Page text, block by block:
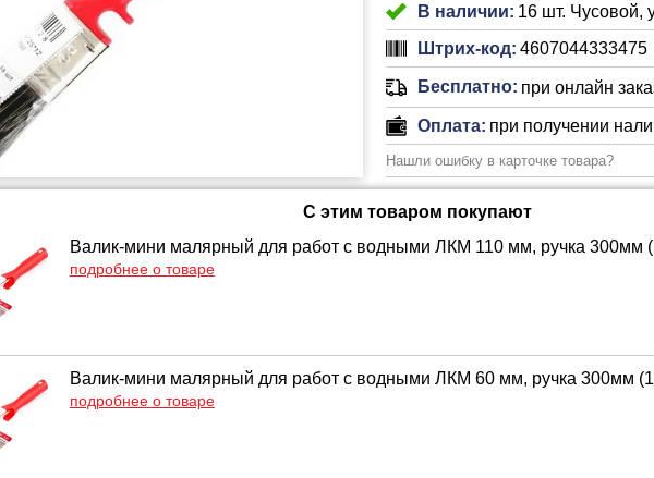
В наличии: 16 шт. Чусовой,
Штрих-код: 4607044333475
Бесплатно: при онлайн
Оплата: при получении
Нашли ошибку в карточке товара?
С этим товаром покупают
Валик-мини малярный для работ с водными ЛКМ 110 мм, ручка 300мм
подробнее о товаре
Валик-мини малярный для работ с водными ЛКМ 60 мм, ручка 300мм
подробнее о товаре